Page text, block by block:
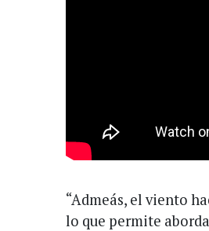
“Admeás, el viento
lo que permite